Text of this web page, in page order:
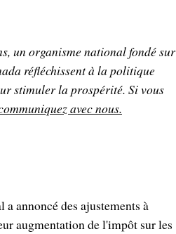
un organisme national fondé sur
réfléchissent à la politique
stimuler la prospérité. Si vous
avec nous.
annoncé des ajustements à
augmentation de l'impôt sur les